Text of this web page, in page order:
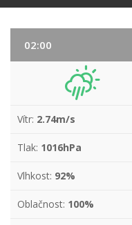
02:00
Vítr: 2.74m/s
Tlak: 1016hPa
Vlhkost: 92%
Oblačnost: 100%